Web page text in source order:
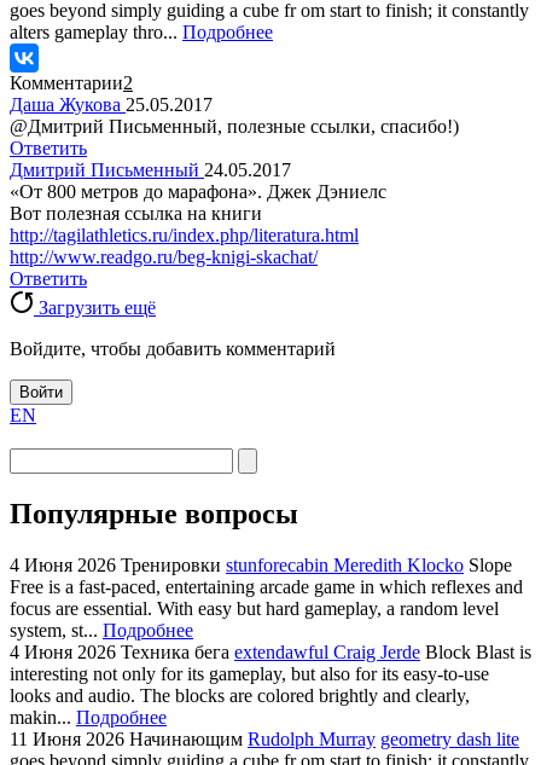
goes beyond simply guiding a cube fr om start to finish; it constantly
alters gameplay thro... Подробнее
Комментарии2
Даша Жукова 25.05.2017
@Дмитрий Письменный, полезные ссылки, спасибо!)
Ответить
Дмитрий Письменный 24.05.2017
«От 800 метров до марафона». Джек Дэниелс
Вот полезная ссылка на книги
http://tagilathletics.ru/index.php/literatura.html
http://www.readgo.ru/beg-knigi-skachat/
Ответить
Загрузить ещё
Войдите, чтобы добавить комментарий
Войти
EN
Популярные вопросы
4 Июня 2026 Тренировки stunforecabin Meredith Klocko Slope
Free is a fast-paced, entertaining arcade game in which reflexes and
focus are essential. With easy but hard gameplay, a random level
system, st... Подробнее
4 Июня 2026 Техника бега extendawful Craig Jerde Block Blast is
interesting not only for its gameplay, but also for its easy-to-use
looks and audio. The blocks are colored brightly and clearly,
makin... Подробнее
11 Июня 2026 Начинающим Rudolph Murray geometry dash lite
goes beyond simply guiding a cube fr om start to finish; it constantly